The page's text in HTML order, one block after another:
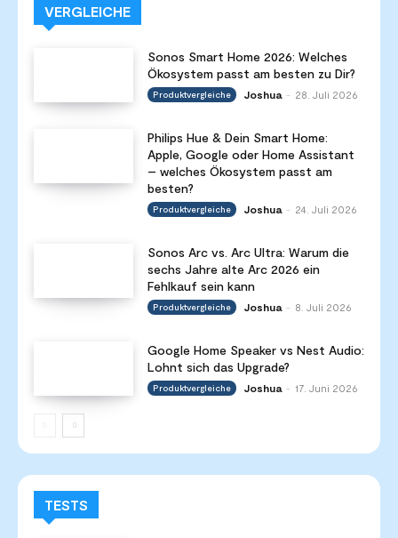
VERGLEICHE
Sonos Smart Home 2026: Welches
Ökosystem passt am besten zu Dir?
Produktvergleiche Joshua - 28. Juli 2026
Philips Hue & Dein Smart Home:
Apple, Google oder Home Assistant
– welches Ökosystem passt am
besten?
Produktvergleiche Joshua - 24. Juli 2026
Sonos Arc vs. Arc Ultra: Warum die
sechs Jahre alte Arc 2026 ein
Fehlkauf sein kann
Produktvergleiche Joshua - 8. Juli 2026
Google Home Speaker vs Nest Audio:
Lohnt sich das Upgrade?
Produktvergleiche Joshua - 17. Juni 2026
TESTS